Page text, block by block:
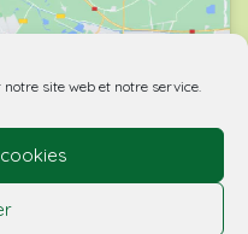
site web et notre service.
by Agence Spritz.